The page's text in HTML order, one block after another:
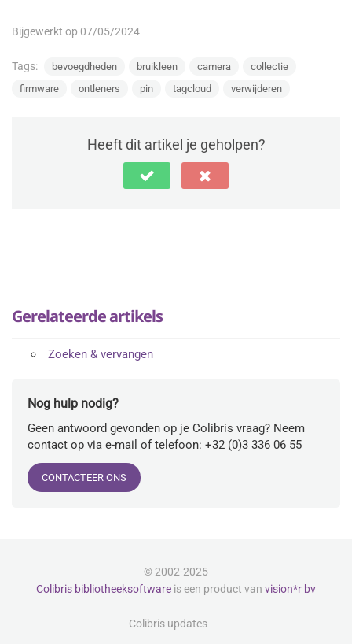
Bijgewerkt op 07/05/2024
Tags: bevoegdheden bruikleen camera
collectie
firmware
ontleners pin tagcloud verwijderen
Heeft dit artikel je geholpen?
Gerelateerde artikels
Zoeken & vervangen
Nog hulp nodig?
Geen antwoord gevonden op je Colibris vraag? Neem
contact op via e-mail of telefoon: +32 (0)3 336 06 55
CONTACTEER ONS
© 2002-2025
Colibris bibliotheeksoftware is een product van vision*r bv
Colibris updates